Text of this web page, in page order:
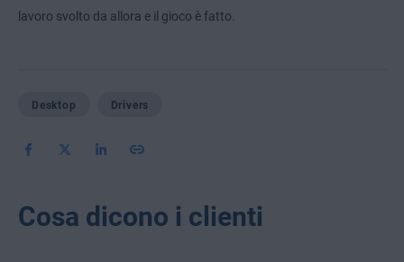
lavoro svolto da allora e il gioco è fatto.
Desktop Drivers
Cosa dicono i clienti